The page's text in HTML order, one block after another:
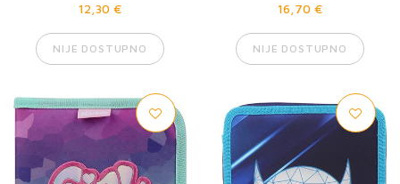
12,30 €
NIJE DOSTUPNO
16,70 €
NIJE DOSTUPNO